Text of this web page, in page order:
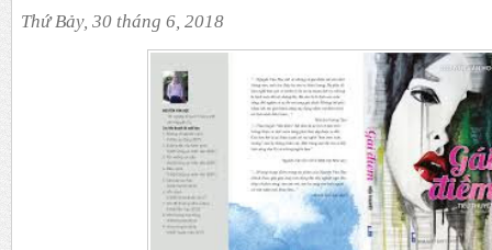
Thứ Bảy, 30 tháng 6, 2018